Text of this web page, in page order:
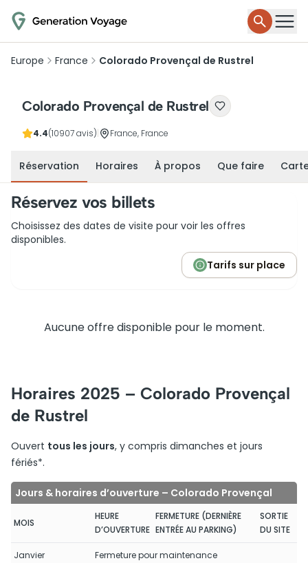
Europe France Colorado Provençal de Rustrel
Colorado Provençal de Rustrel
4.4(10907 avis) France, France
Réservation Horaires À propos Que faire
Réservez vos billets
Choisissez des dates de visite pour voir les offres
disponibles.
Tarifs sur place
Aucune offre disponible pour le moment.
Horaires 2025 – Colorado Provençal
de Rustrel
Ouvert tous les jours, y compris dimanches et jours
fériés*.
Jours & horaires d’ouverture – Colorado Provençal
MOIS
HEURE
D’OUVERTURE
FERMETURE (DERNIÈRE
ENTRÉE AU PARKING)
SORTIE
DU SITE
Janvier Fermeture pour maintenance